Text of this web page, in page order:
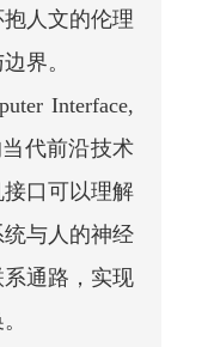
人文的伦理
界。
Interface,
代前沿技术
口可以理解
与人的神经
通路，实现